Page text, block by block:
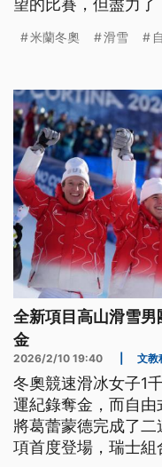
米蘭冬奧 滑雪
全新項目高山滑雪
金
2026/2/10 19:40 文教
冬奧競速滑冰女子1
運紀錄奪金，而自
將葛蕾蒙德完成了
項首度登場，瑞士組